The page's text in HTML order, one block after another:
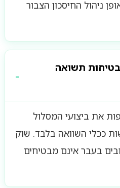
ניהול החיסכון הצבור
תשואה
את ביצועי המסלול
ככלי השוואה בלבד. שוק
בעבר אינם מבטיחים